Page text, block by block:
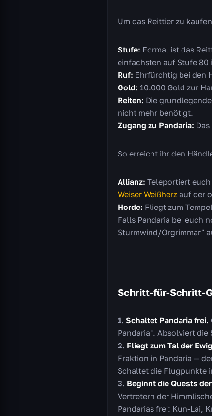
Um das Reittier zu
Stufe: Formal ist das
einfachsten auf Stufe 80
Ruf: Ehrfürchtig bei den
Gold: 10.000 Gold zur
Reiten: Die
nicht mehr benötigt.
Zugang zu Pandaria:
So erreicht ihr den
Allianz: Teleportiert
Weiser Weißherz auf der
Horde: Fliegt zum
Falls Pandaria bei euch
Sturmwind/Orgrimmar"
Schritt-für-Schritt-
Schaltet Pandaria frei.
Pandaria". Absolviert
Fliegt zum Tal der
Fraktion in Pandaria —
Schaltet die Flugpunkte
Beginnt die Quests
Vertretern der
Pandarias frei: Kun-Lai,